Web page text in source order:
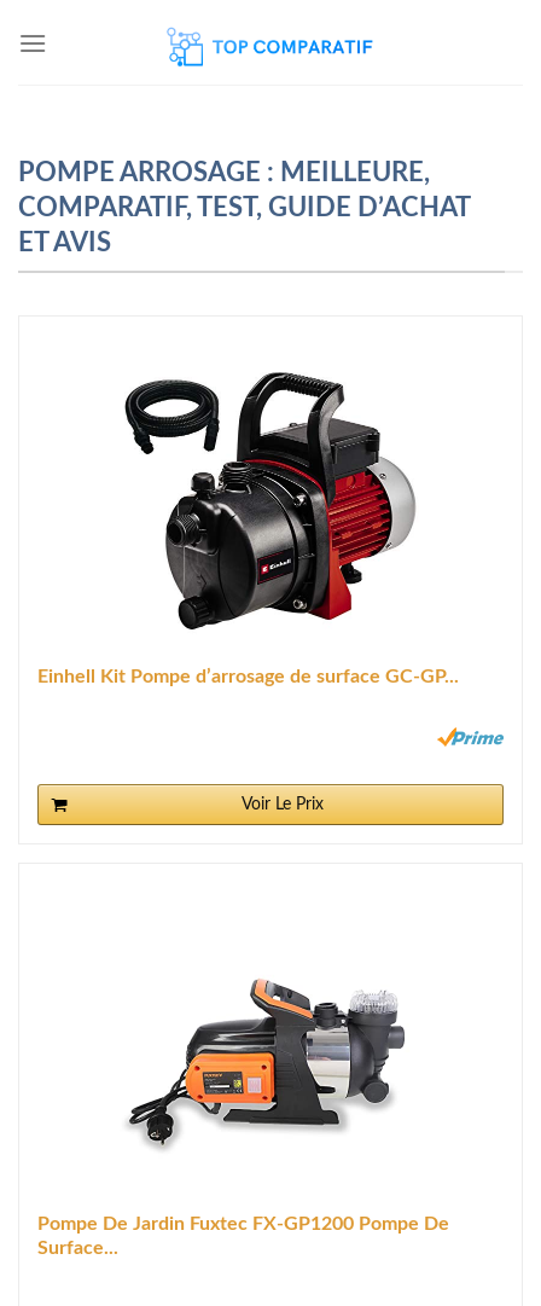
POMPE ARROSAGE : MEILLEURE,
COMPARATIF, TEST, GUIDE D’ACHAT
ET AVIS
Einhell Kit Pompe d’arrosage de surface GC-GP...
Voir Le Prix
Pompe De Jardin Fuxtec FX-GP1200 Pompe De
Surface...